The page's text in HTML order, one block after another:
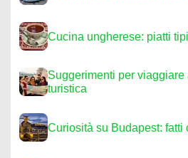
Cucina ungherese: piatti
Suggerimenti per viaggiare
turistica
Curiosità su Budapest: fatti